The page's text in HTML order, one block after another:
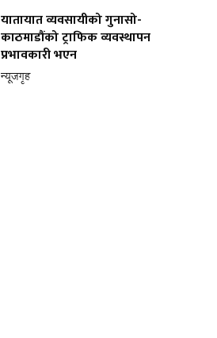
यातायात व्यवसायीको गुनासो-
काठमाडौंको ट्राफिक व्यवस्थापन
प्रभावकारी भएन
न्यूजगृह